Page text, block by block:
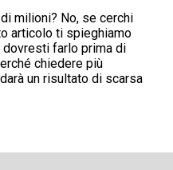
milioni? No, se cerchi
articolo ti spieghiamo
farlo prima di
chiedere più
un risultato di scarsa